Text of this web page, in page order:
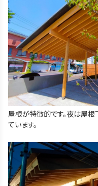
屋根が特徴的です。夜は屋根
ています。